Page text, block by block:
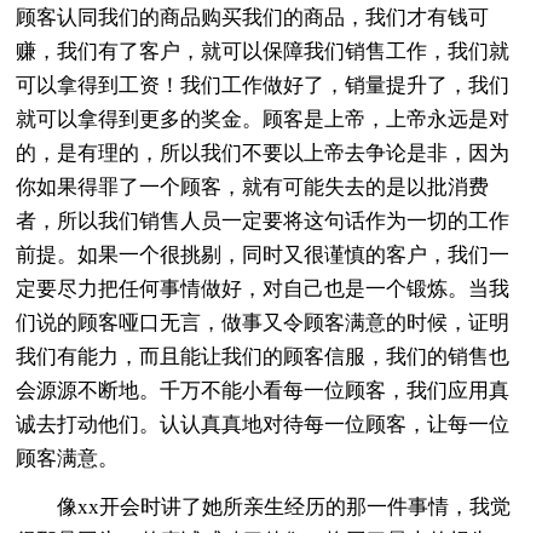
顾客认同我们的商品购买我们的商品，我们才有钱可
赚，我们有了客户，就可以保障我们销售工作，我们就
可以拿得到工资！我们工作做好了，销量提升了，我们
就可以拿得到更多的奖金。顾客是上帝，上帝永远是对
的，是有理的，所以我们不要以上帝去争论是非，因为
你如果得罪了一个顾客，就有可能失去的是以批消费
者，所以我们销售人员一定要将这句话作为一切的工作
前提。如果一个很挑剔，同时又很谨慎的客户，我们一
定要尽力把任何事情做好，对自己也是一个锻炼。当我
们说的顾客哑口无言，做事又令顾客满意的时候，证明
我们有能力，而且能让我们的顾客信服，我们的销售也
会源源不断地。千万不能小看每一位顾客，我们应用真
诚去打动他们。认认真真地对待每一位顾客，让每一位
顾客满意。
像xx开会时讲了她所亲生经历的那一件事情，我觉